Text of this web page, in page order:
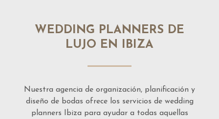
WEDDING PLANNERS DE
LUJO EN IBIZA
Nuestra agencia de organización, planificación y
diseño de bodas ofrece los servicios de wedding
planners Ibiza para ayudar a todas aquellas